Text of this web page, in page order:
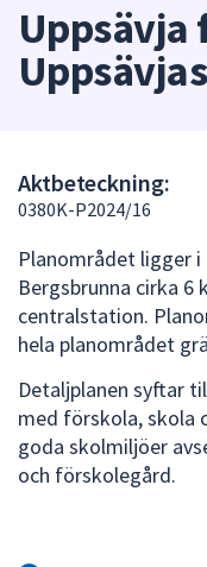
Uppsävja
Aktbeteckning:
0380K-P2024/16
Planområdet ligger i
Bergsbrunna cirka 6
centralstation.
hela planområdet
Detaljplanen syftar
med förskola, skola
goda skolmiljöer
och förskolegård.